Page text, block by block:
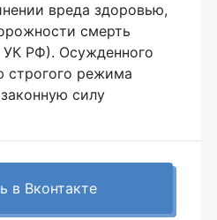
вреда здоровью,
смерть
УК РФ). Осужденного
строгого режима
силу
в Вконтакте